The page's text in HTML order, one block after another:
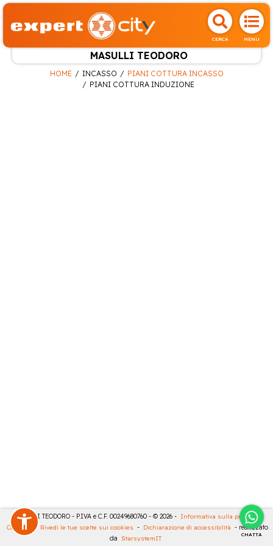
CERCA MENU
MASULLI TEODORO
CHATTA
HOME INCASSO
PIANI COTTURA INCASSO
PIANI COTTURA INDUZIONE
MASULLI TEODORO - P.IVA e C.F. 00249680760 - © 2026 - Informativa sulla privacy -
Cookies
- Rivedi le tue scelte sui cookies - Dichiarazione di accessibilità - realizzato
da StarsystemIT